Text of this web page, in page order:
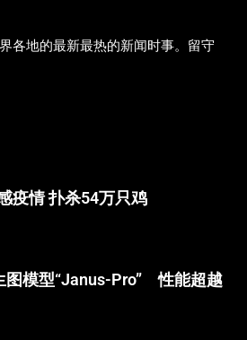
各地的最新最热的新闻时事。留守
疫情 扑杀54万只鸡
图模型“Janus-Pro” 性能超越